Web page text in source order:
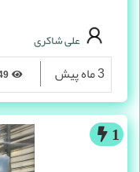
علی شاکری
3 ماه پیش
1